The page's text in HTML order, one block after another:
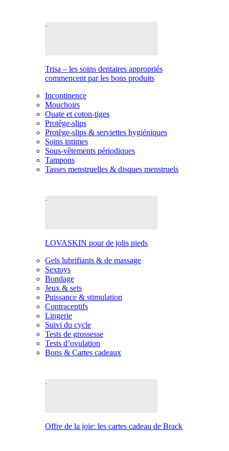
Trisa – les soins dentaires appropriés
commencent par les bons produits
Incontinence
Mouchoirs
Ouate et coton-tiges
Protège-slips
Protège-slips & serviettes hygiéniques
Soins intimes
Sous-vêtements périodiques
Tampons
Tasses menstruelles & disques menstruels
LOVASKIN pour de jolis pieds
Gels lubrifiants & de massage
Sextoys
Bondage
Jeux & sets
Puissance & stimulation
Contraceptifs
Lingerie
Suivi du cycle
Tests de grossesse
Tests d’ovulation
Bons & Cartes cadeaux
Offre de la joie: les cartes cadeau de Brack